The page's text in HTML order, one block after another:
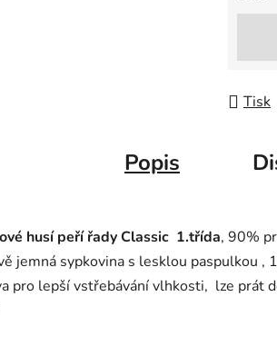
Tisk
Popis
husí peří řady Classic 1.třída, 90%
jemná sypkovina s lesklou paspulkou ,
pro lepší vstřebávání vlhkosti, lze prát